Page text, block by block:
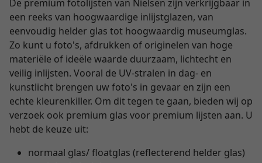
De premium fotolijsten van Nielsen zijn verkrijgbaar in
een reeks van hoogwaardige inlijstglazen, van
eenvoudig helder glas tot hoogwaardig museumglas.
Zo kunt u foto's, afdrukken of originelen van hoge
materiële of ideële waarde duurzaam, lichtecht en
veilig inlijsten. Vooral de UV-stralen in dag- en
kunstlicht brengen uw foto's in gevaar en zijn een
echte kleurenkiller. Om dit tegen te gaan, bieden wij op
verzoek ook premium glas voor premium lijsten aan. U
hebt de keuze uit:
normaal glas/ floatglas (reflecterend helder glas)